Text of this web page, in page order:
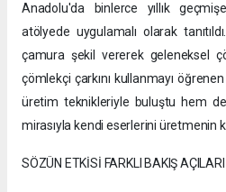
Anadolu'da binlerce yıllık
atölyede uygulamalı olarak
çamura şekil vererek geleneksel
çömlekçi çarkını kullanmayı
üretim teknikleriyle buluştu hem
mirasıyla kendi eserlerini üretmenin
SÖZÜN ETKİSİ FARKLI BAKIŞ